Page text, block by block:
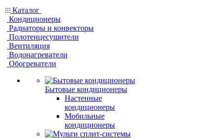
Каталог
Кондиционеры
Радиаторы и конвекторы
Полотенцесушители
Вентиляция
Водонагреватели
Обогреватели
Бытовые кондиционеры
Настенные
кондиционеры
Мобильные
кондиционеры